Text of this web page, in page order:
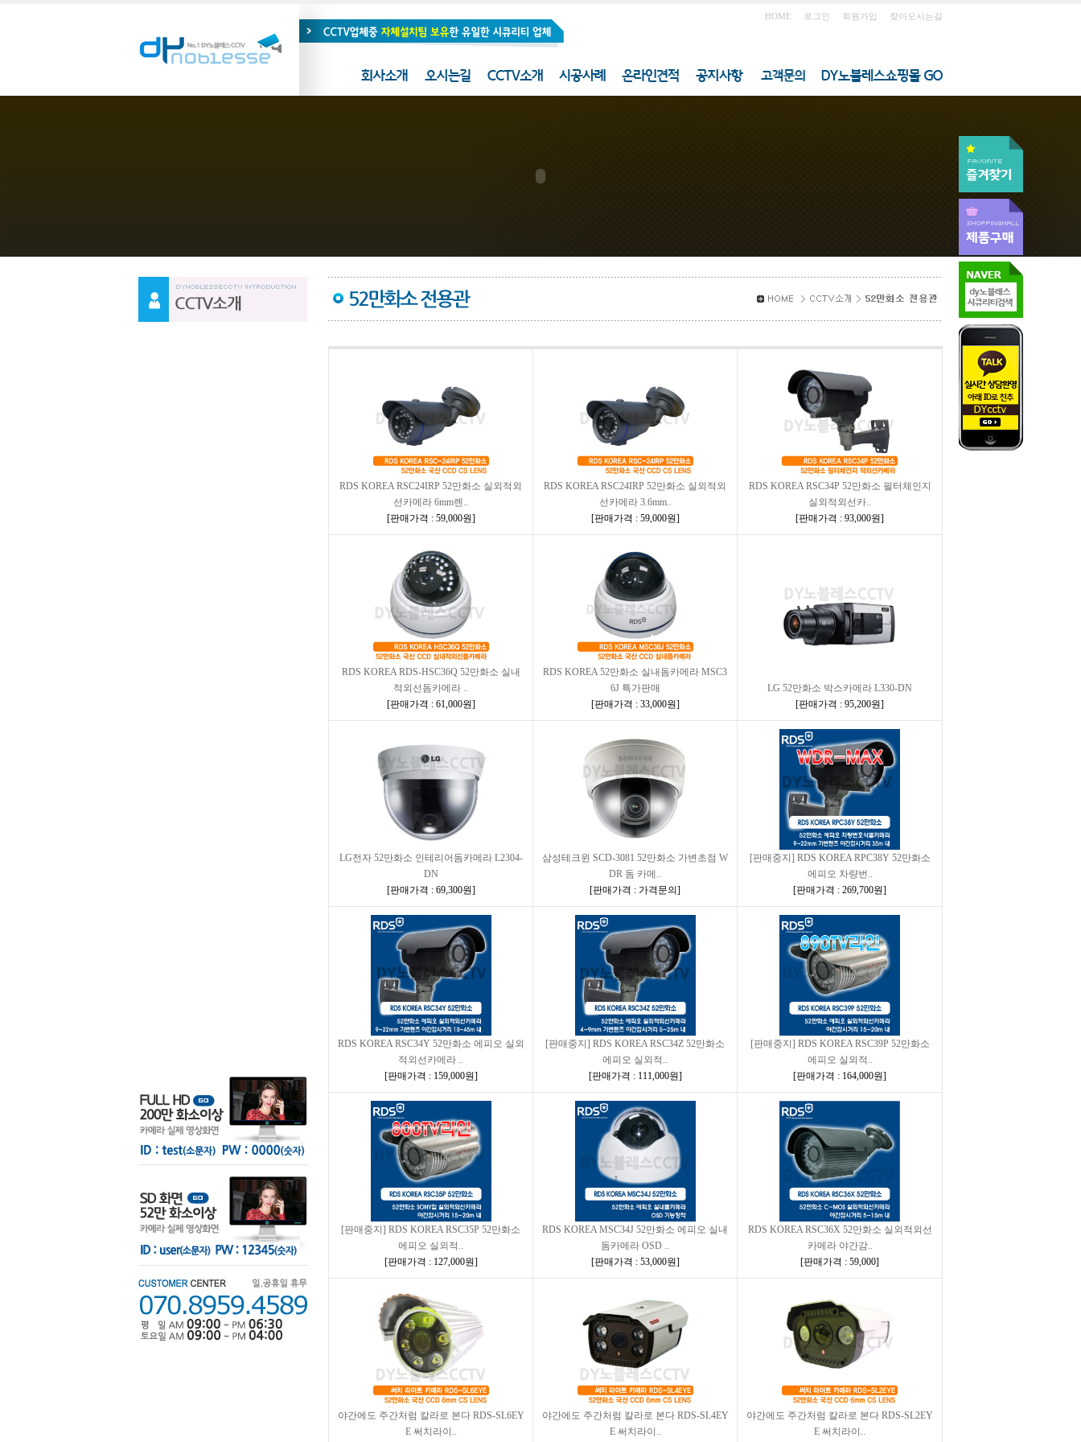
HOME 로그인 회원가입 찾아오시는길
RDS KOREA RSC24IRP 52만화소 실외적외
선카메라 6mm렌..
[판매가격 : 59,000원]
RDS KOREA RSC24IRP 52만화소 실외적외
선카메라 3.6mm..
[판매가격 : 59,000원]
RDS KOREA RSC34P 52만화소 필터체인지
실외적외선카..
[판매가격 : 93,000원]
RDS KOREA RDS-HSC36Q 52만화소 실내
적외선돔카메라 ..
[판매가격 : 61,000원]
RDS KOREA 52만화소 실내돔카메라 MSC3
6J 특가판매
[판매가격 : 33,000원]
LG 52만화소 박스카메라 L330-DN
[판매가격 : 95,200원]
LG전자 52만화소 인테리어돔카메라 L2304-
DN
[판매가격 : 69,300원]
삼성테크윈 SCD-3081 52만화소 가변초점 W
DR 돔 카메..
[판매가격 : 가격문의 ]
[판매중지] RDS KOREA RPC38Y 52만화소
에피오 차량번..
[판매가격 : 269,700원]
RDS KOREA RSC34Y 52만화소 에피오 실외
적외선카메라 ..
[판매가격 : 159,000원]
[판매중지] RDS KOREA RSC34Z 52만화소
에피오 실외적..
[판매가격 : 111,000원]
[판매중지] RDS KOREA RSC39P 52만화소
에피오 실외적..
[판매가격 : 164,000원]
[판매중지] RDS KOREA RSC35P 52만화소
에피오 실외적..
[판매가격 : 127,000원]
RDS KOREA MSC34J 52만화소 에피오 실내
돔카메라 OSD ..
[판매가격 : 53,000원]
RDS KOREA RSC36X 52만화소 실외적외선
카메라 야간감..
[판매가격 : 59,000]
야간에도 주간처럼 칼라로 본다 RDS-SL6EY
E 써치라이..
야간에도 주간처럼 칼라로 본다 RDS-SL4EY
E 써치라이..
야간에도 주간처럼 칼라로 본다 RDS-SL2EY
E 써치라이..